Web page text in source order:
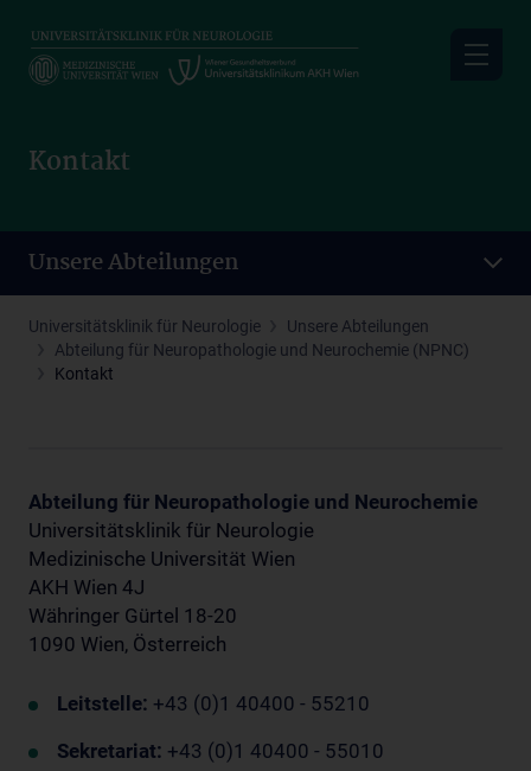
main
Kontakt
Unsere Abteilungen
Universitätsklinik für Neurologie
Unsere Abteilungen
Abteilung für Neuropathologie und Neurochemie (NPNC)
Kontakt
Abteilung für Neuropathologie und Neurochemie
Universitätsklinik für Neurologie
Medizinische Universität Wien
AKH Wien 4J
Währinger Gürtel 18-20
1090 Wien, Österreich
Leitstelle: +43 (0)1 40400 - 55210
Sekretariat: +43 (0)1 40400 - 55010